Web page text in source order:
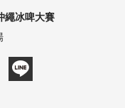
繩冰啤大賽